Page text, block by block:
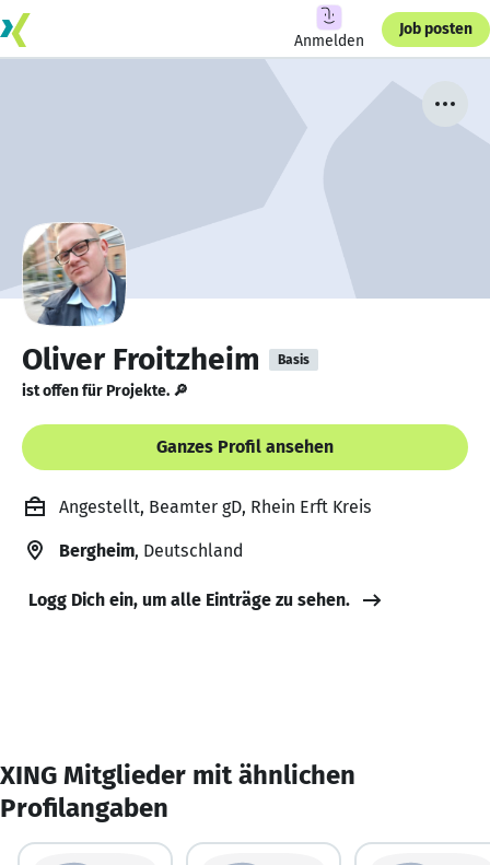
Anmelden
Job posten
Oliver Froitzheim Basis
ist offen für Projekte. 🔎
Ganzes Profil ansehen
Angestellt, Beamter gD, Rhein Erft Kreis
Bergheim, Deutschland
Logg Dich ein, um alle Einträge zu sehen.
XING Mitglieder mit ähnlichen
Profilangaben